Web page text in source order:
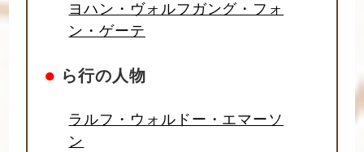
ヨハン・ヴォルフガング・フォ
ン・ゲーテ
● ら行の人物
ラルフ・ウォルドー・エマーソ
ン